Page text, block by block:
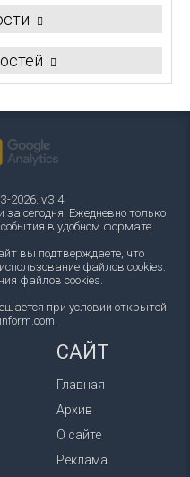
2026. v.3.4
сегодня. Ежедневно только
в удобном формате.
вы подтверждаете, что
файлов cookies.
файлов cookies.
при условии открытой
САЙТ
Главная
Архив
О сайте
Реклама